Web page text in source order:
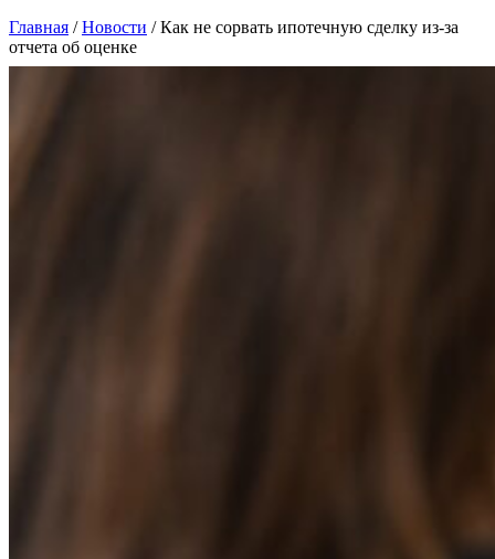
Главная /Новости /Как не сорвать ипотечную сделку из-за
отчета об оценке